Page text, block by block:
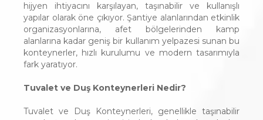
hijyen ihtiyacını karşılayan, taşınabilir ve kullanışlı
yapılar olarak öne çıkıyor. Şantiye alanlarından etkinlik
organizasyonlarına, afet bölgelerinden kamp
alanlarına kadar geniş bir kullanım yelpazesi sunan bu
konteynerler, hızlı kurulumu ve modern tasarımıyla
fark yaratıyor.
Tuvalet ve Duş Konteynerleri Nedir?
Tuvalet ve Duş Konteynerleri, genellikle taşınabilir